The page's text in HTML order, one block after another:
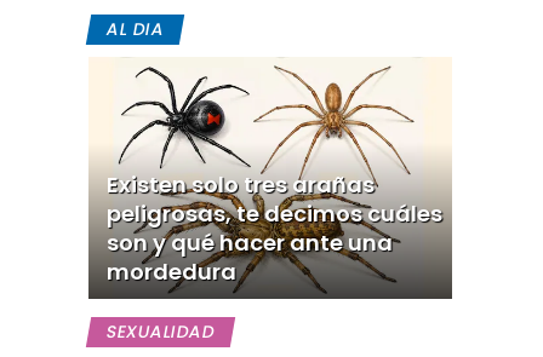
AL DIA
Existen solo tres arañas
peligrosas, te decimos cuáles
son y qué hacer ante una
mordedura
SEXUALIDAD